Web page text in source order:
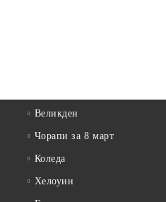
Великден
Чорапи за 8 март
Коледа
Хелоуин